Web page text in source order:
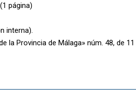
página)
interna).
la Provincia de Málaga» núm. 48, de